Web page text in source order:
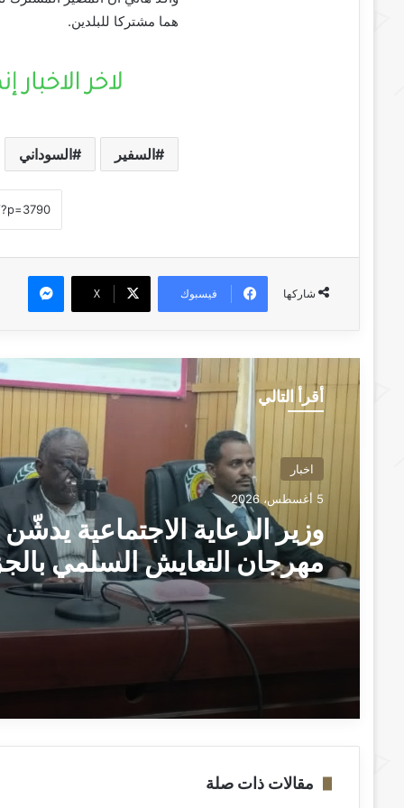
هما مشتركا للبلدين.
السفير السوداني
شاركها فيسبوك ‫X
ماسنجر
أقرأ التالي
اخبار
5 أغسطس، 2026
وزير الرعاية الاجتماعية يدشّن
مهرجان التعايش السلمي
“الطلاب هم صُنّاع السلام
السودان الجديد” ــ ودمدني :
مقالات ذات صلة